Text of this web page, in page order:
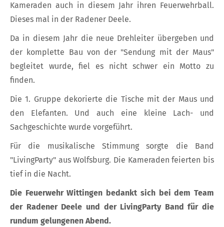
Kameraden auch in diesem Jahr ihren Feuerwehrball.
Dieses mal in der Radener Deele.
Da in diesem Jahr die neue Drehleiter übergeben und
der komplette Bau von der "Sendung mit der Maus"
begleitet wurde, fiel es nicht schwer ein Motto zu
finden.
Die 1. Gruppe dekorierte die Tische mit der Maus und
den Elefanten. Und auch eine kleine Lach- und
Sachgeschichte wurde vorgeführt.
Für die musikalische Stimmung sorgte die Band
"LivingParty" aus Wolfsburg. Die Kameraden feierten bis
tief in die Nacht.
Die Feuerwehr Wittingen bedankt sich bei dem Team
der Radener Deele und der LivingParty Band für die
rundum gelungenen Abend.